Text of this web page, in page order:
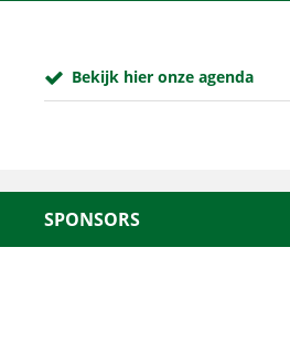
Bekijk hier onze agenda
SPONSORS